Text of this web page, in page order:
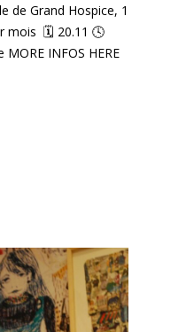
de Grand Hospice, 1
mois 🗓️ 20.11 🕓
MORE INFOS HERE